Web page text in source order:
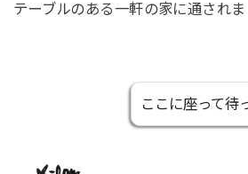
テーブルのある一軒の家に通されま
ここに座って待